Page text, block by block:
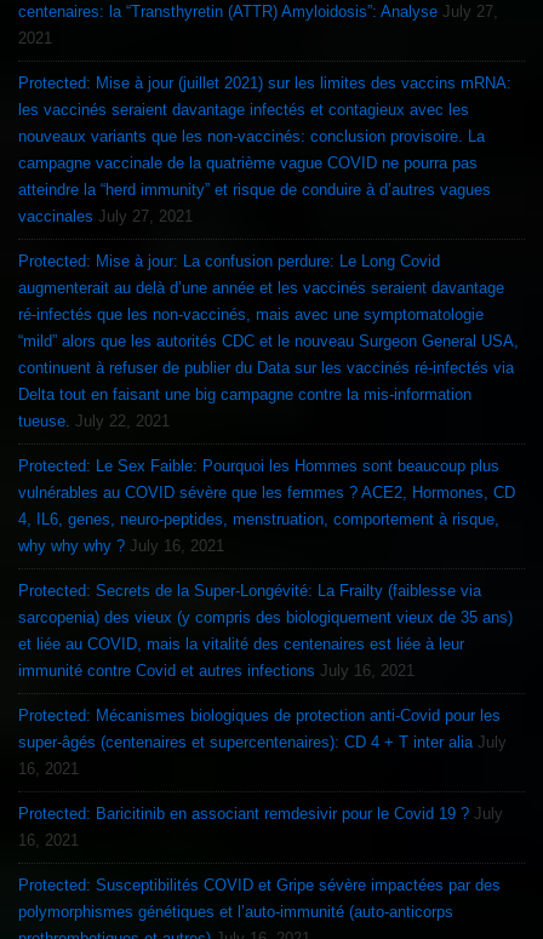
centenaires: la “Transthyretin (ATTR) Amyloidosis”: Analyse July 27,
2021
Protected: Mise à jour (juillet 2021) sur les limites des vaccins mRNA:
les vaccinés seraient davantage infectés et contagieux avec les
nouveaux variants que les non-vaccinés: conclusion provisoire. La
campagne vaccinale de la quatrième vague COVID ne pourra pas
atteindre la “herd immunity” et risque de conduire à d’autres vagues
vaccinales July 27, 2021
Protected: Mise à jour: La confusion perdure: Le Long Covid
augmenterait au delà d’une année et les vaccinés seraient davantage
ré-infectés que les non-vaccinés, mais avec une symptomatologie
“mild” alors que les autorités CDC et le nouveau Surgeon General USA,
continuent à refuser de publier du Data sur les vaccinés ré-infectés via
Delta tout en faisant une big campagne contre la mis-information
tueuse. July 22, 2021
Protected: Le Sex Faible: Pourquoi les Hommes sont beaucoup plus
vulnérables au COVID sévère que les femmes ? ACE2, Hormones, CD
4, IL6, genes, neuro-peptides, menstruation, comportement à risque,
why why why ? July 16, 2021
Protected: Secrets de la Super-Longévité: La Frailty (faiblesse via
sarcopenia) des vieux (y compris des biologiquement vieux de 35 ans)
et liée au COVID, mais la vitalité des centenaires est liée à leur
immunité contre Covid et autres infections July 16, 2021
Protected: Mécanismes biologiques de protection anti-Covid pour les
super-âgés (centenaires et supercentenaires): CD 4 + T inter alia July
16, 2021
Protected: Baricitinib en associant remdesivir pour le Covid 19 ? July
16, 2021
Protected: Susceptibilités COVID et Gripe sévère impactées par des
polymorphismes génétiques et l’auto-immunité (auto-anticorps